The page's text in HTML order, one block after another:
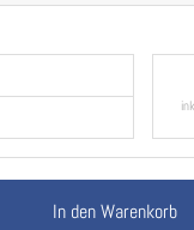
In den Warenkorb